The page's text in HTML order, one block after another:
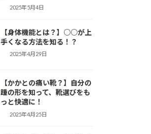
2025年5月4日
【身体機能とは？】○○が上
手くなる方法を知る！？
2025年4月29日
【かかとの痛い靴？】自分の
踵の形を知って、靴選びをも
っと快適に！
2025年4月25日